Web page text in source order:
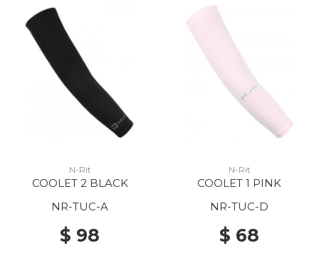
N-Rit
COOLET 2 BLACK
NR-TUC-A
$ 98
N-Rit
COOLET 1 PINK
NR-TUC-D
$ 68